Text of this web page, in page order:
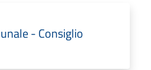
- Consiglio